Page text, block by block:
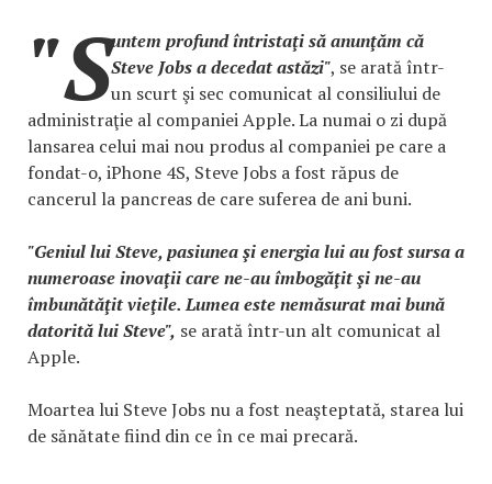
"Suntem profund întristaţi să anunţăm că
Steve Jobs a decedat astăzi", se arată într-
un scurt şi sec comunicat al consiliului de
administraţie al companiei Apple. La numai o zi după
lansarea celui mai nou produs al companiei pe care a
fondat-o, iPhone 4S, Steve Jobs a fost răpus de
cancerul la pancreas de care suferea de ani buni.
"Geniul lui Steve, pasiunea şi energia lui au fost sursa a
numeroase inovaţii care ne-au îmbogăţit şi ne-au
îmbunătăţit vieţile. Lumea este nemăsurat mai bună
datorită lui Steve", se arată într-un alt comunicat al
Apple.
Moartea lui Steve Jobs nu a fost neaşteptată, starea lui
de sănătate fiind din ce în ce mai precară.